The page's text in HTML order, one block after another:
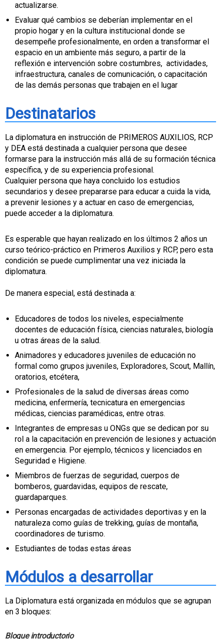
actualizarse.
Evaluar qué cambios se deberían implementar en el
propio hogar y en la cultura institucional donde se
desempeñe profesionalmente, en orden a transformar el
espacio en un ambiente más seguro, a partir de la
reflexión e intervención sobre costumbres, actividades,
infraestructura, canales de comunicación, o capacitación
de las demás personas que trabajen en el lugar
Destinatarios
La diplomatura en instrucción de PRIMEROS AUXILIOS, RCP
y DEA está destinada a cualquier persona que desee
formarse para la instrucción más allá de su formación técnica
específica, y de su experiencia profesional.
Cualquier persona que haya concluido los estudios
secundarios y desee prepararse para educar a cuida la vida,
a prevenir lesiones y a actuar en caso de emergencias,
puede acceder a la diplomatura.
Es esperable que hayan realizado en los últimos 2 años un
curso teórico-práctico en Primeros Auxilios y RCP, pero esta
condición se puede cumplimentar una vez iniciada la
diplomatura.
De manera especial, está destinada a:
Educadores de todos los niveles, especialmente
docentes de educación física, ciencias naturales, biología
u otras áreas de la salud.
Animadores y educadores juveniles de educación no
formal como grupos juveniles, Exploradores, Scout, Mallín,
oratorios, etcétera,
Profesionales de la salud de diversas áreas como
medicina, enfermería, tecnicatura en emergencias
médicas, ciencias paramédicas, entre otras.
Integrantes de empresas u ONGs que se dedican por su
rol a la capacitación en prevención de lesiones y actuación
en emergencia. Por ejemplo, técnicos y licenciados en
Seguridad e Higiene.
Miembros de fuerzas de seguridad, cuerpos de
bomberos, guardavidas, equipos de rescate,
guardaparques.
Personas encargadas de actividades deportivas y en la
naturaleza como guías de trekking, guías de montaña,
coordinadores de turismo.
Estudiantes de todas estas áreas
Módulos a desarrollar
La Diplomatura está organizada en módulos que se agrupan
en 3 bloques:
Bloque introductorio